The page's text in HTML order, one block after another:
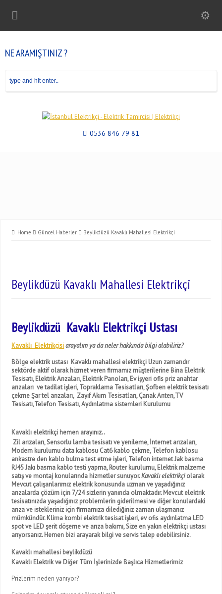
NE ARAMIŞTINIZ ?
0536 846 79 81
Home Güncel Haberler Beylikdüzü Kavaklı Mahallesi Elektrikçi
Beylikdüzü Kavaklı Mahallesi Elektrikçi
Beylikdüzü Kavaklı Elektrikçi Ustası
Kavaklı Elektrikçisiarayalım ya da neler hakkında bilgi alabiliriz?
Bölge elektrik ustası Kavaklı mahallesi elektrikçi Uzun zamandır
sektörde aktif olarak hizmet veren firmamız müşterilerine Bina Elektrik
Tesisatı, Elektrik Arızaları, Elektrik Panoları, Ev işyeri ofis priz anahtar
arızaları ve tadilat işleri, Topraklama Tesisatları, Şofben elektrik tesisatı
çekme Şar tel arızaları, Zayıf Akım Tesisatları, Çanak Anten,TV
Tesisatı,Telefon Tesisatı, Aydınlatma sistemleri Kurulumu
Kavaklı elektrikçi hemen arayınız..
Zil arızaları, Sensorlu lamba tesisatı ve yenileme, İnternet arızaları,
Modem kurulumu data kablosu Cat6 kablo çekme, Telefon kablosu
ankastre den kablo bulma test etme işleri, Telefon internet Jak basma
RJ45 Jakı basma kablo testi yapma, Router kurulumu, Elektrik malzeme
satış ve montaj konularında hizmetler sunuyor.Kavaklı elektrikçiolarak
Mevcut çalışanlarımız elektrik konusunda uzman ve yaşadığınız
arızalarda çözüm için 7/24 sizlerin yanında olmaktadır. Mevcut elektrik
tesisatınızda yaşadığınız problemlerin giderilmesi ve diğer konulardaki
arıza ve istekleriniz için firmamıza dilediğiniz zaman ulaşmanız
mümkündür. Klima kombi elektrik tesisat işleri, ev ofis aydınlatma LED
spot ve LED şerit döşeme ve arıza bakımı, Size en yakın elektrikçi ustası
arıyorsanız. Hemen bizi arayarak bilgi ve servis talep edebilirsiniz.
Kavaklı mahallesi beylikdüzü
Kavaklı Elektrik ve Diğer Tüm İşlerinizde Başlıca Hizmetlerimiz
Prizlerim neden yanıyor?